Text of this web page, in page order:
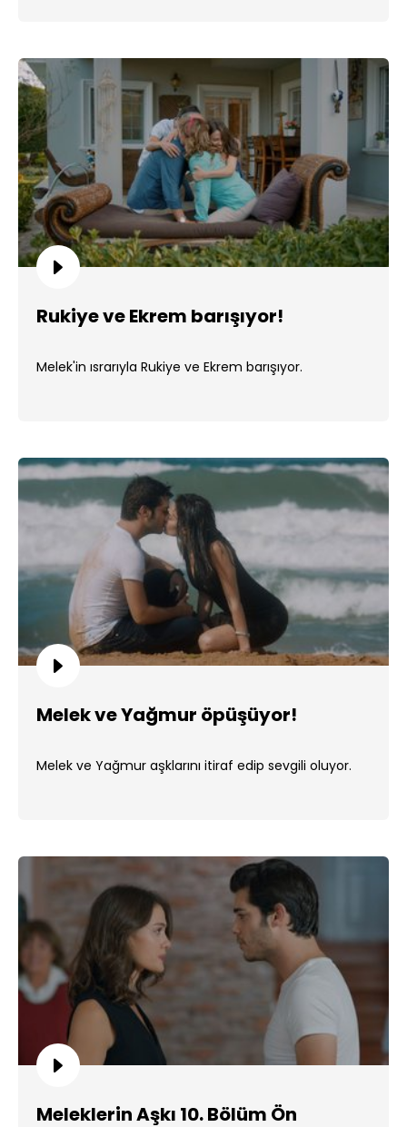
Rukiye ve Ekrem barışıyor!
Melek'in ısrarıyla Rukiye ve Ekrem barışıyor.
Melek ve Yağmur öpüşüyor!
Melek ve Yağmur aşklarını itiraf edip sevgili oluyor.
Meleklerin Aşkı 10. Bölüm Ön